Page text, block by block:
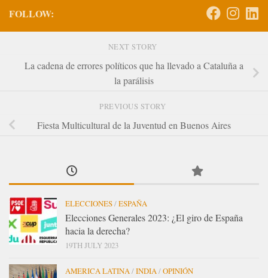
FOLLOW:
NEXT STORY
La cadena de errores políticos que ha llevado a Cataluña a
la parálisis
PREVIOUS STORY
Fiesta Multicultural de la Juventud en Buenos Aires
ELECCIONES/ESPAÑA
Elecciones Generales 2023: ¿El giro de España
hacia la derecha?
19TH JULY 2023
AMERICA LATINA/INDIA/OPINIÓN